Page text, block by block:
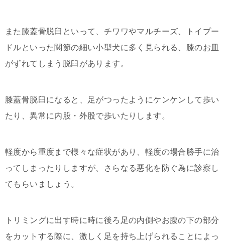
また膝蓋骨脱臼といって、チワワやマルチーズ、トイプー
ドルといった関節の細い小型犬に多く見られる、膝のお皿
がずれてしまう脱臼があります。
膝蓋骨脱臼になると、足がつったようにケンケンして歩い
たり、異常に内股・外股で歩いたりします。
軽度から重度まで様々な症状があり、軽度の場合勝手に治
ってしまったりしますが、さらなる悪化を防ぐ為に診察し
てもらいましょう。
トリミングに出す時に時に後ろ足の内側やお腹の下の部分
をカットする際に、激しく足を持ち上げられることによっ